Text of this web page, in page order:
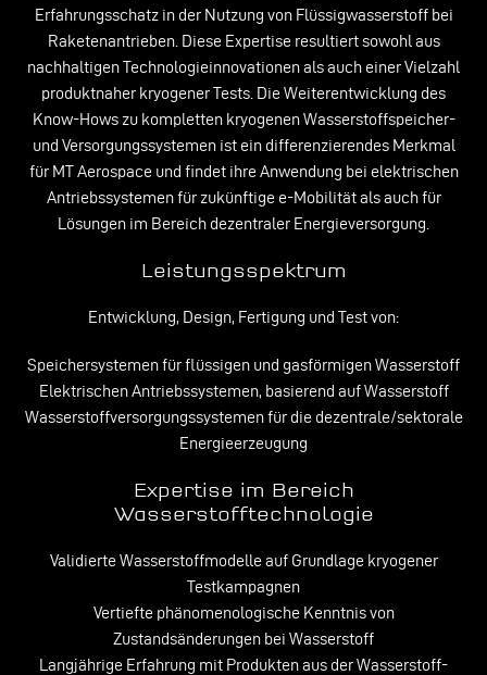
Erfahrungsschatz in der Nutzung von Flüssigwasserstoff bei
Raketenantrieben. Diese Expertise resultiert sowohl aus
nachhaltigen Technologieinnovationen als auch einer Vielzahl
produktnaher kryogener Tests. Die Weiterentwicklung des
Know-Hows zu kompletten kryogenen Wasserstoffspeicher-
und Versorgungssystemen ist ein differenzierendes Merkmal
für MT Aerospace und findet ihre Anwendung bei elektrischen
Antriebssystemen für zukünftige e-Mobilität als auch für
Lösungen im Bereich dezentraler Energieversorgung.
Leistungsspektrum
Entwicklung, Design, Fertigung und Test von:
Speichersystemen für flüssigen und gasförmigen Wasserstoff
Elektrischen Antriebssystemen, basierend auf Wasserstoff
Wasserstoffversorgungssystemen für die dezentrale/sektorale
Energieerzeugung
Expertise im Bereich
Wasserstofftechnologie
Validierte Wasserstoffmodelle auf Grundlage kryogener
Testkampagnen
Vertiefte phänomenologische Kenntnis von
Zustandsänderungen bei Wasserstoff
Langjährige Erfahrung mit Produkten aus der Wasserstoff-